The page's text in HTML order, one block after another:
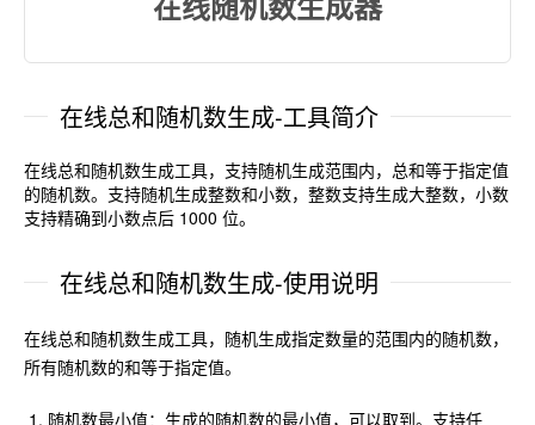
在线总和随机数生成-工具简介
在线总和随机数生成工具，支持随机生成范围内，总和等于指定值
的随机数。支持随机生成整数和小数，整数支持生成大整数，小数
支持精确到小数点后 1000 位。
在线总和随机数生成-使用说明
在线总和随机数生成工具，随机生成指定数量的范围内的随机数，
所有随机数的和等于指定值。
随机数最小值：生成的随机数的最小值，可以取到。支持任